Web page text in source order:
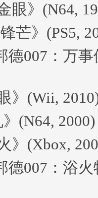
》(N64,
》(PS5,
007：万事
(Wii,
(N64,
(Xbox,
007：浴火